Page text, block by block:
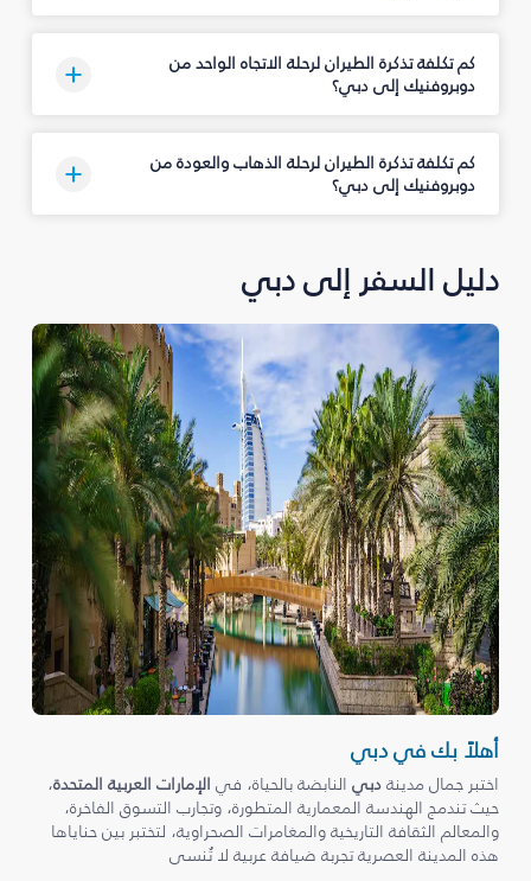
كم تكلفة تذكرة الطيران لرحلة الاتجاه الواحد من
دوبروفنيك إلى دبي؟
كم تكلفة تذكرة الطيران لرحلة الذهاب والعودة من
دوبروفنيك إلى دبي؟
دليل السفر إلى دبي
أهلاً بك في دبي
اختبر جمال مدينةدبيالنابضة بالحياة، في الإمارات العربية المتحدة،
حيث تندمج الهندسة المعمارية المتطورة، وتجارب التسوق الفاخرة،
والمعالم الثقافة التاريخية والمغامرات الصحراوية، لتختبر بين حناياها
هذه المدينة العصرية تجربة ضيافة عربية لا تُنسى